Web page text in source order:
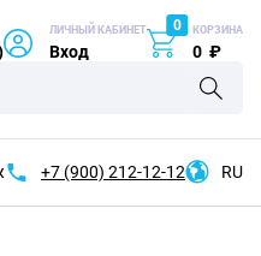
ЛИЧНЫЙ КАБИНЕТ
Вход
0 КОРЗИНА
0 ₽
+7 (900) 212-12-12 RU